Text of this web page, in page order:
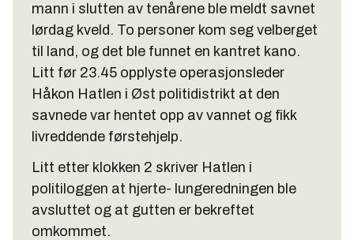
mann i slutten av tenårene ble meldt savnet
lørdag kveld. To personer kom seg velberget
til land, og det ble funnet en kantret kano.
Litt før 23.45 opplyste operasjonsleder
Håkon Hatlen i Øst politidistrikt at den
savnede var hentet opp av vannet og fikk
livreddende førstehjelp.
Litt etter klokken 2 skriver Hatlen i
politiloggen at hjerte- lungeredningen ble
avsluttet og at gutten er bekreftet
omkommet.